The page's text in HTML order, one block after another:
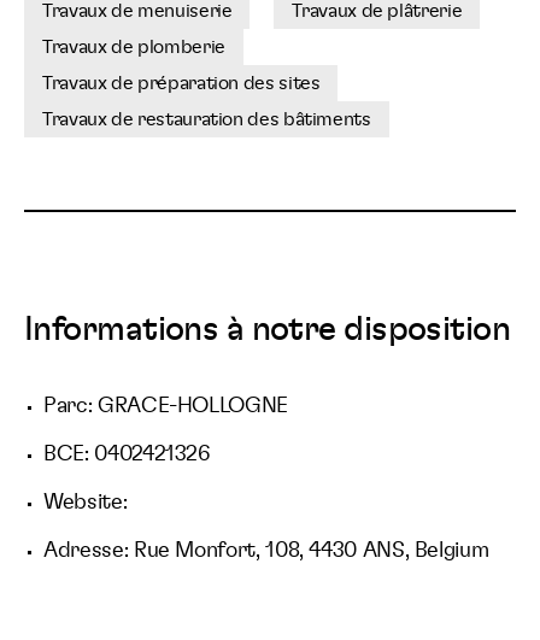
Travaux de menuiserie
Travaux de plâtrerie
Travaux de plomberie
Travaux de préparation des sites
Travaux de restauration des bâtiments
Informations à notre disposition
Parc: GRACE-HOLLOGNE
BCE: 0402421326
Website:
Adresse: Rue Monfort, 108, 4430 ANS, Belgium